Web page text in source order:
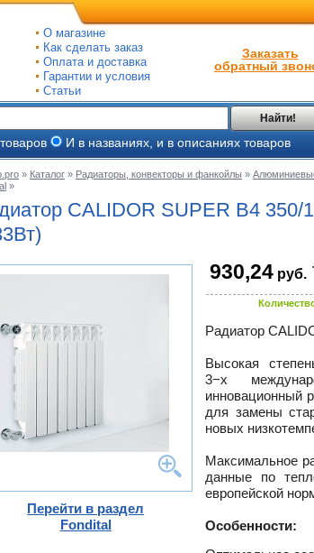
О магазине
Как сделать заказ
Оплата и доставка
Гарантии и условия
Статьи
Заказать
обратный
Найти!
И в названиях, и в описаниях товаров
» Каталог » Радиаторы, конвекторы и фанкойлы »
»
CALIDOR SUPER B4
930,24 руб.
.
Радиатор
Высокая
3−х
инновационный
для замены
новых
Максимальное
данные по
европейской
Особенности:
Перейти в раздел
Fondital